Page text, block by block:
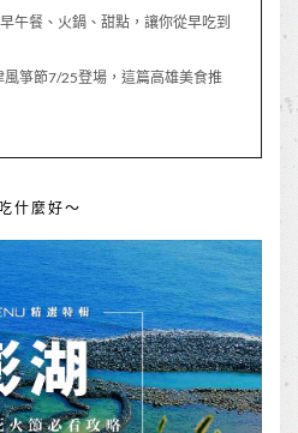
午餐、火鍋、甜點，讓你從早吃到
箏節7/25登場，這篇高雄美食推
什麼好～